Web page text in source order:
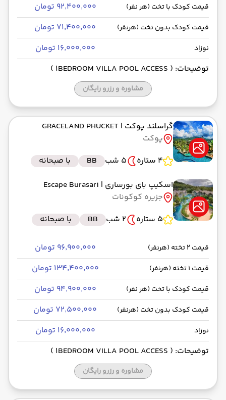
قیمت کودک با تخت (هر نفر) ۹۲٬۴۰۰٬۰۰۰ تومان
قیمت کودک بدون تخت (هرنفر) ۷۱٬۴۰۰٬۰۰۰ تومان
نوزاد
۱۶٬۰۰۰٬۰۰۰ تومان
توضیحات: ( 1BEDROOM VILLA POOL ACCESS )
مشاوره و رزرو رایگان
گراسلند پوکت | GRACELAND PHUCKET
پوکت
4 ستاره
5 شب BB
با صبحانه
اسکیپ بای بورساری | Escape Burasari
جزیره کوکونات
5 ستاره
2 شب BB با صبحانه
قیمت 2 تخته (هرنفر) ۹۶٬۹۰۰٬۰۰۰ تومان
قیمت 1 تخته (هرنفر) ۱۳۴٬۴۰۰٬۰۰۰ تومان
قیمت کودک با تخت (هر نفر) ۹۴٬۹۰۰٬۰۰۰ تومان
قیمت کودک بدون تخت (هرنفر) ۷۲٬۵۰۰٬۰۰۰ تومان
نوزاد
۱۶٬۰۰۰٬۰۰۰ تومان
توضیحات: ( 1BEDROOM VILLA POOL ACCESS )
مشاوره و رزرو رایگان